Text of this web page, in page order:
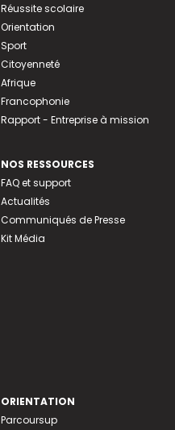
Réussite scolaire
Orientation
Sport
Citoyenneté
Afrique
Francophonie
Rapport - Entreprise à mission
NOS RESSOURCES
FAQ et support
Actualités
Communiqués de Presse
Kit Média
ORIENTATION
Parcoursup